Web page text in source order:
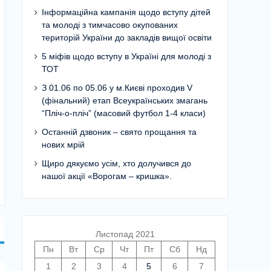
Інформаційна кампанія щодо вступу дітей
та молоді з тимчасово окупованих
територій України до закладів вищої освіти
5 міфів щодо вступу в Україні для молоді з
ТОТ
З 01.06 по 05.06 у м.Києві проходив V
(фінальний) етап Всеукраїнських змагань
“Пліч-о-пліч” (масовий футбол 1-4 класи)
Останній дзвоник – свято прощання та
нових мрій
Щиро дякуємо усім, хто долучився до
нашої акції «Ворогам – кришка».
Листопад 2021
Пн
Вт Ср Чт Пт Сб
Нд
1
2 3 4 5 6
7